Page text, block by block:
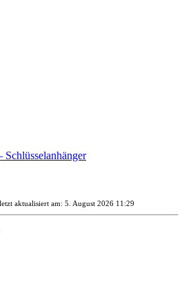
aktualisiert am: 5. August 2026 11:29